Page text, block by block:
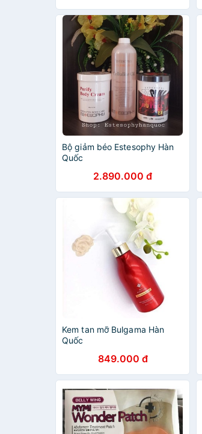
Bộ giảm béo Estesophy Hàn
Quốc
2.890.000 đ
Kem tan mỡ Bulgama Hàn
Quốc
849.000 đ